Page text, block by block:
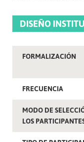
DISEÑO
FORMALIZACIÓN
FRECUENCIA
MODO DE
LOS